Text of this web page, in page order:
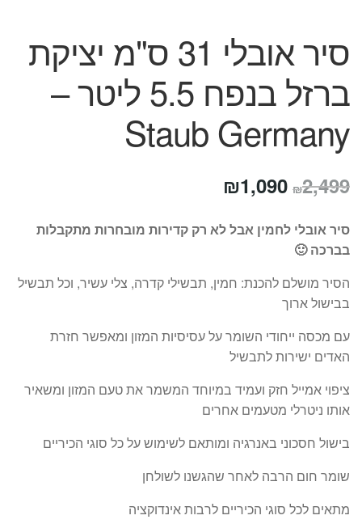
סיר אובלי 31 ס"מ יציקת
ברזל בנפח 5.5 ליטר –
Staub Germany
₪2,499 המחיר
היה:
₪2,499.
₪1,090
הוא:
₪1,090.
סיר אובלי לחמין אבל לא רק קדירות מובחרות מתקבלות
בברכה 🙂
הסיר מושלם להכנת: חמין, תבשילי קדרה, צלי עשיר, וכל תבשיל
בבישול ארוך
עם מכסה ייחודי השומר על עסיסיות המזון ומאפשר חזרת
האדים ישירות לתבשיל
ציפוי אמייל חזק ועמיד במיוחד המשמר את טעם המזון ומשאיר
אותו ניטרלי מטעמים אחרים
בישול חסכוני באנרגיה ומותאם לשימוש על כל סוגי הכיריים
שומר חום הרבה לאחר שהגשנו לשולחן
מתאים לכל סוגי הכיריים לרבות אינדוקציה